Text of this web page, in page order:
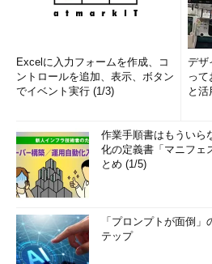
Excelに入力フォームを作成、コ
ントロールを追加、表示、ボタン
でイベント実行 (1/3)
デザ
っ
と
作業手順書はもういら
化の定義書「マニフェ
とめ (1/5)
「プロンプトが面倒
テップ